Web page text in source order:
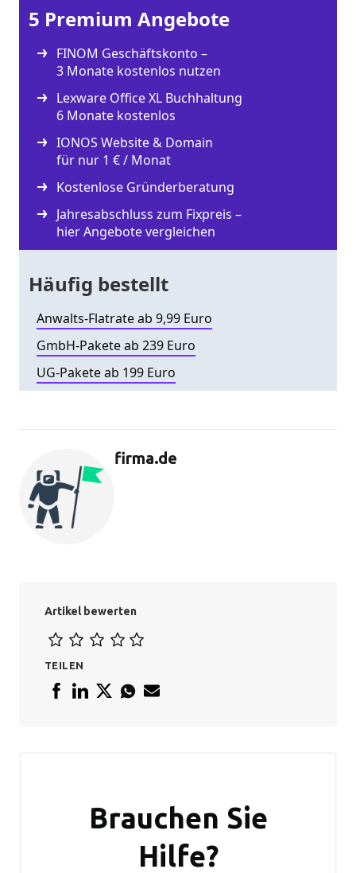
5 Premium Angebote
FINOM Geschäftskonto –
3 Monate kostenlos nutzen
Lexware Office XL Buchhaltung
6 Monate kostenlos
IONOS Website & Domain
für nur 1 € / Monat
Kostenlose Gründerberatung
Jahresabschluss zum Fixpreis –
hier Angebote vergleichen
Häufig bestellt
Anwalts-Flatrate ab 9,99 Euro
GmbH-Pakete ab 239 Euro
UG-Pakete ab 199 Euro
firma.de
Artikel bewerten
TEILEN
Brauchen Sie
Hilfe?